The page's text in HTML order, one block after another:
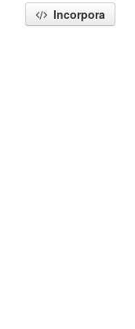
Incorpora